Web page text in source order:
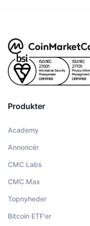
Produkter
Academy
Annoncér
CMC Labs
CMC Max
Topnyheder
Bitcoin ETF'er